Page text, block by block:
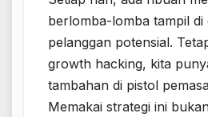
berlomba-lomba tampil di
pelanggan potensial.
growth hacking, kita
tambahan di pistol
Memakai strategi ini